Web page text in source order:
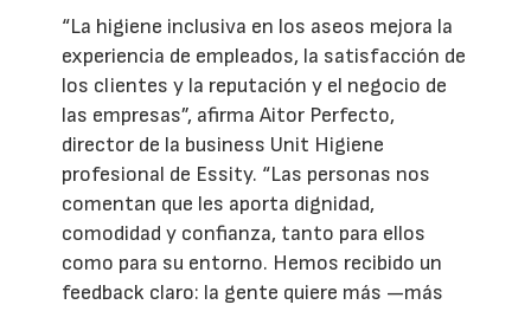
“La higiene inclusiva en los aseos mejora la
experiencia de empleados, la satisfacción de
los clientes y la reputación y el negocio de
las empresas”, afirma Aitor Perfecto,
director de la business Unit Higiene
profesional de Essity. “Las personas nos
comentan que les aporta dignidad,
comodidad y confianza, tanto para ellos
como para su entorno. Hemos recibido un
feedback claro: la gente quiere más —más